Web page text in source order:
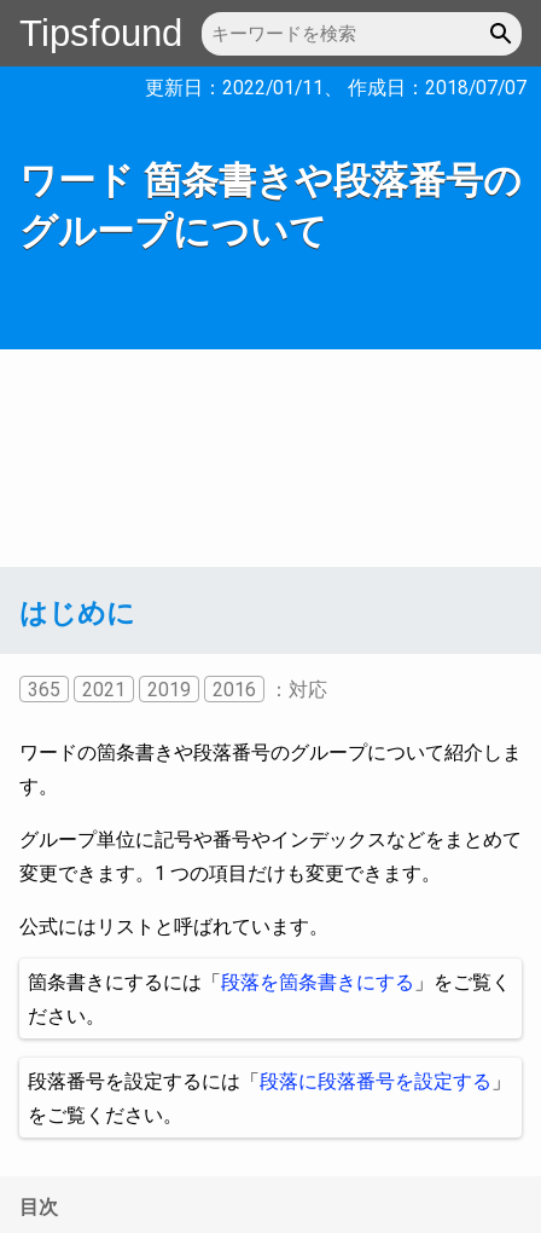
Tipsfound
更新日： 2022/01/11 、 作成日： 2018/07/07
ワード 箇条書きや段落番号の
グループについて
はじめに
365 2021 2019 2016 ：対応
ワードの箇条書きや段落番号のグループについて紹介しま
す。
グループ単位に記号や番号やインデックスなどをまとめて
変更できます。1 つの項目だけも変更できます。
公式にはリストと呼ばれています。
箇条書きにするには「段落を箇条書きにする 」をご覧く
ださい。
段落番号を設定するには「段落に段落番号を設定する 」
をご覧ください。
目次